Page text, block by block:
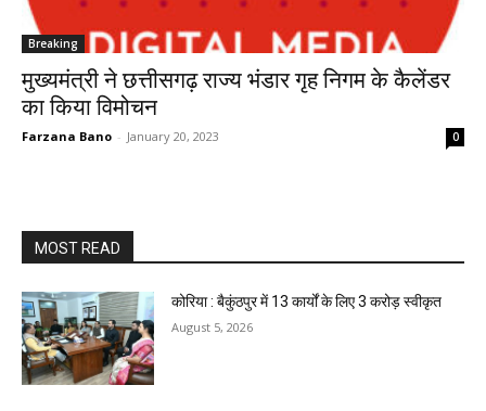
Breaking
मुख्यमंत्री ने छत्तीसगढ़ राज्य भंडार गृह निगम के कैलेंडर
का किया विमोचन
Farzana Bano - January 20, 2023 0
MOST READ
कोरिया : बैकुंठपुर में 13 कार्यों के लिए 3 करोड़ स्वीकृत
August 5, 2026